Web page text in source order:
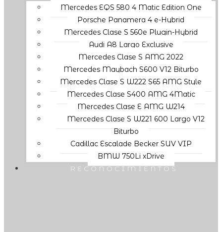
Mercedes EQS 580 4 Matic Edition One
Porsche Panamera 4 e-Hybrid
Mercedes Clase S 560e Plugin-Hybrid
Audi A8 Largo Exclusive
Mercedes Clase S AMG 2022
Mercedes Maybach S600 V12 Biturbo
Mercedes Clase S W222 S65 AMG Style
Mercedes Clase S400 AMG 4Matic
Mercedes Clase E AMG W214
Mercedes Clase S W221 600 Largo V12
Biturbo
Cadillac Escalade Becker SUV VIP
BMW 750Li xDrive
RECONOCIMIENTOS